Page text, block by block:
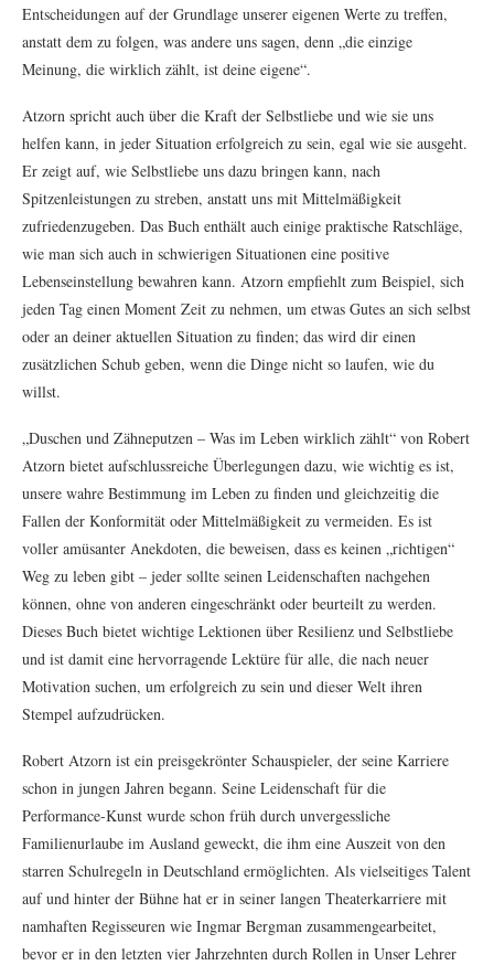
Entscheidungen auf der Grundlage unserer eigenen Werte zu treffen,
anstatt dem zu folgen, was andere uns sagen, denn „die einzige
Meinung, die wirklich zählt, ist deine eigene“.
Atzorn spricht auch über die Kraft der Selbstliebe und wie sie uns
helfen kann, in jeder Situation erfolgreich zu sein, egal wie sie ausgeht.
Er zeigt auf, wie Selbstliebe uns dazu bringen kann, nach
Spitzenleistungen zu streben, anstatt uns mit Mittelmäßigkeit
zufriedenzugeben. Das Buch enthält auch einige praktische Ratschläge,
wie man sich auch in schwierigen Situationen eine positive
Lebenseinstellung bewahren kann. Atzorn empfiehlt zum Beispiel, sich
jeden Tag einen Moment Zeit zu nehmen, um etwas Gutes an sich selbst
oder an deiner aktuellen Situation zu finden; das wird dir einen
zusätzlichen Schub geben, wenn die Dinge nicht so laufen, wie du
willst.
„Duschen und Zähneputzen – Was im Leben wirklich zählt“ von Robert
Atzorn bietet aufschlussreiche Überlegungen dazu, wie wichtig es ist,
unsere wahre Bestimmung im Leben zu finden und gleichzeitig die
Fallen der Konformität oder Mittelmäßigkeit zu vermeiden. Es ist
voller amüsanter Anekdoten, die beweisen, dass es keinen „richtigen“
Weg zu leben gibt – jeder sollte seinen Leidenschaften nachgehen
können, ohne von anderen eingeschränkt oder beurteilt zu werden.
Dieses Buch bietet wichtige Lektionen über Resilienz und Selbstliebe
und ist damit eine hervorragende Lektüre für alle, die nach neuer
Motivation suchen, um erfolgreich zu sein und dieser Welt ihren
Stempel aufzudrücken.
Robert Atzorn ist ein preisgekrönter Schauspieler, der seine Karriere
schon in jungen Jahren begann. Seine Leidenschaft für die
Performance-Kunst wurde schon früh durch unvergessliche
Familienurlaube im Ausland geweckt, die ihm eine Auszeit von den
starren Schulregeln in Deutschland ermöglichten. Als vielseitiges Talent
auf und hinter der Bühne hat er in seiner langen Theaterkarriere mit
namhaften Regisseuren wie Ingmar Bergman zusammengearbeitet,
bevor er in den letzten vier Jahrzehnten durch Rollen in Unser Lehrer